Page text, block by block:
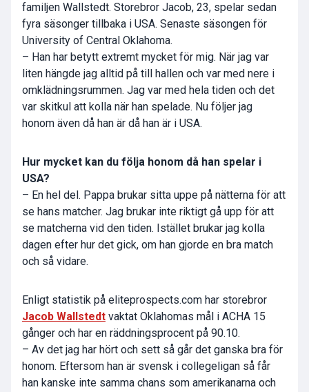
familjen Wallstedt. Storebror Jacob, 23, spelar sedan
fyra säsonger tillbaka i USA. Senaste säsongen för
University of Central Oklahoma.
– Han har betytt extremt mycket för mig. När jag var
liten hängde jag alltid på till hallen och var med nere i
omklädningsrummen. Jag var med hela tiden och det
var skitkul att kolla när han spelade. Nu följer jag
honom även då han är då han är i USA.
Hur mycket kan du följa honom då han spelar i
USA?
– En hel del. Pappa brukar sitta uppe på nätterna för att
se hans matcher. Jag brukar inte riktigt gå upp för att
se matcherna vid den tiden. Istället brukar jag kolla
dagen efter hur det gick, om han gjorde en bra match
och så vidare.
Enligt statistik på eliteprospects.com har storebror
Jacob Wallstedt vaktat Oklahomas mål i ACHA 15
gånger och har en räddningsprocent på 90.10.
– Av det jag har hört och sett så går det ganska bra för
honom. Eftersom han är svensk i collegeligan så får
han kanske inte samma chans som amerikanarna och